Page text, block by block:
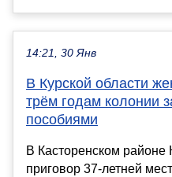
14:21, 30 Янв
В Курской области
трём годам колонии
пособиями
В Касторенском районе
приговор 37-летней